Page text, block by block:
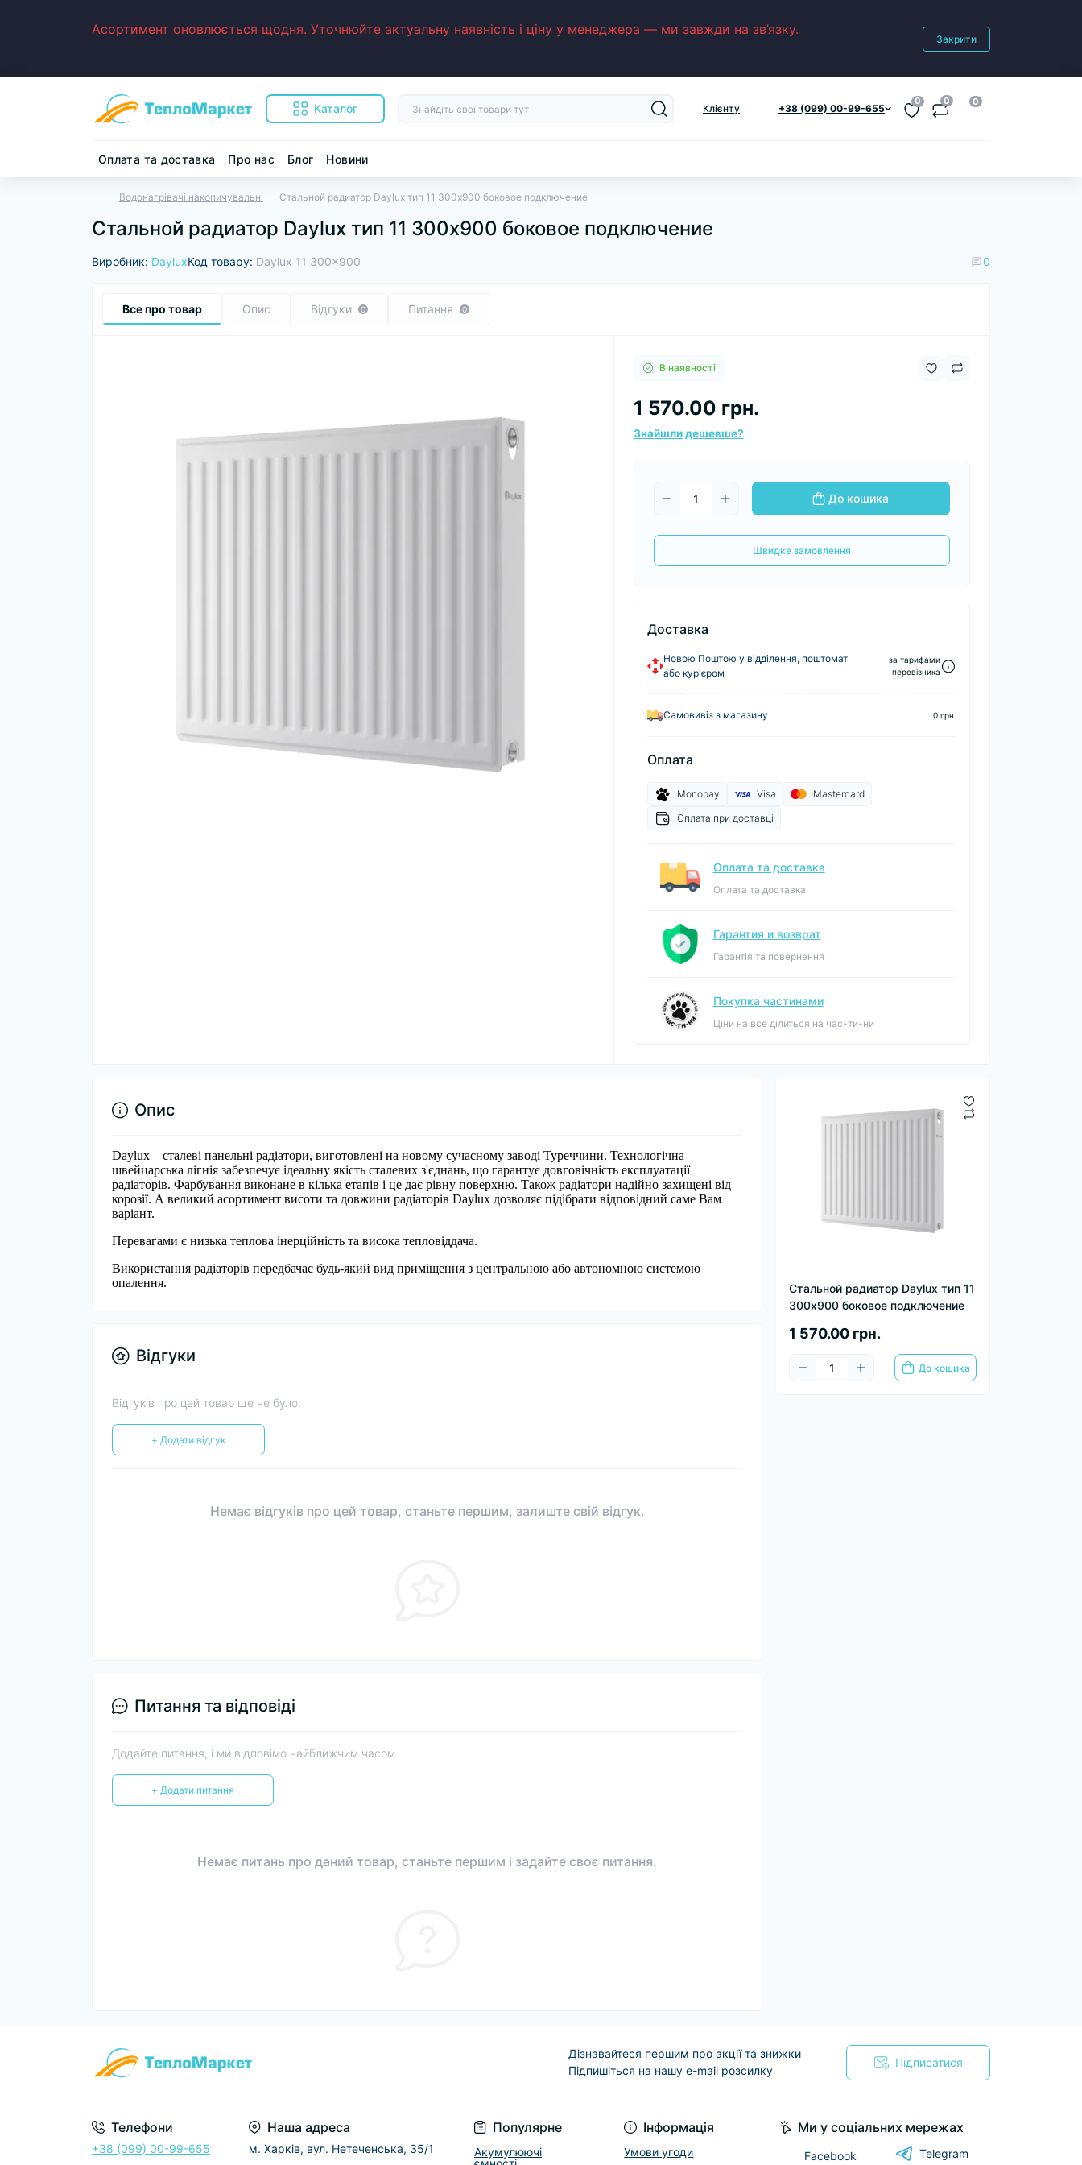
Асортимент оновлюється щодня. Уточнюйте актуальну наявність і ціну у менеджера — ми завжди на зв’язку.
Закрити
Каталог Клієнту +38 (099) 00-99-655
0 0 0
Оплата та доставка Про нас Блог Новини
Водонагрівачі накопичувальні Стальной радиатор Daylux тип 11 300х900 боковое подключение
Стальной радиатор Daylux тип 11 300х900 боковое подключение
Виробник: DayluxКод товару: Daylux 11 300x900 0
Все про товар Опис Відгуки 0 Питання 0
В наявності
1 570.00 грн.
Знайшли дешевше?
До кошика
Швидке замовлення
Доставка
Новою Поштою у відділення, поштомат
або кур'єром
за тарифами
перевізника
Самовивіз з магазину 0 грн.
Оплата
Monopay Visa
Mastercard
Оплата при доставці
Оплата та доставка
Оплата та доставка
Гарантия и возврат
Гарантія та повернення
Покупка частинами
Ціни на все ділиться на час-ти-ни
Стальной радиатор Daylux тип 11
300х900 боковое подключение
1 570.00 грн.
До кошика
Опис
Daylux – сталеві панельні радіатори, виготовлені на новому сучасному заводі Туреччини. Технологічна
швейцарська лігнія забезпечує ідеальну якість сталевих з'єднань, що гарантує довговічність експлуатації
радіаторів. Фарбування виконане в кілька етапів і це дає рівну поверхню. Також радіатори надійно захищені від
корозії. А великий асортимент висоти та довжини радіаторів Daylux дозволяє підібрати відповідний саме Вам
варіант.
Перевагами є низька теплова інерційність та висока тепловіддача.
Використання радіаторів передбачає будь-який вид приміщення з центральною або автономною системою
опалення.
Відгуки
Відгуків про цей товар ще не було.
+ Додати відгук
Немає відгуків про цей товар, станьте першим, залиште свій відгук.
Питання та відповіді
Додайте питання, і ми відповімо найближчим часом.
+ Додати питання
Немає питань про даний товар, станьте першим і задайте своє питання.
Дізнавайтеся першим про акції та знижки
Підпишіться на нашу e-mail розсилку
Підписатися
Телефони
+38 (099) 00-99-655
Наша адреса
м. Харків, вул. Нетеченська, 35/1
Популярне
Акумулюючі
Інформація
Умови угоди
Ми у соціальних мережах
Facebook Telegram